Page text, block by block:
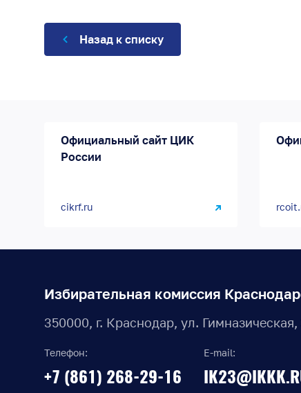
Назад к списку
Официальный сайт ЦИК
России
cikrf.ru
Избирательная комиссия
350000, г. Краснодар, ул. Гимназическая,
Телефон:
+7 (861) 268-29-16
E-mail: